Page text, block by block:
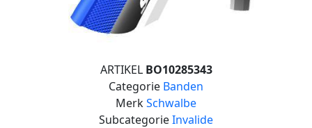
ARTIKEL BO10285343
Categorie Banden
MerkSchwalbe
SubcategorieInvalide